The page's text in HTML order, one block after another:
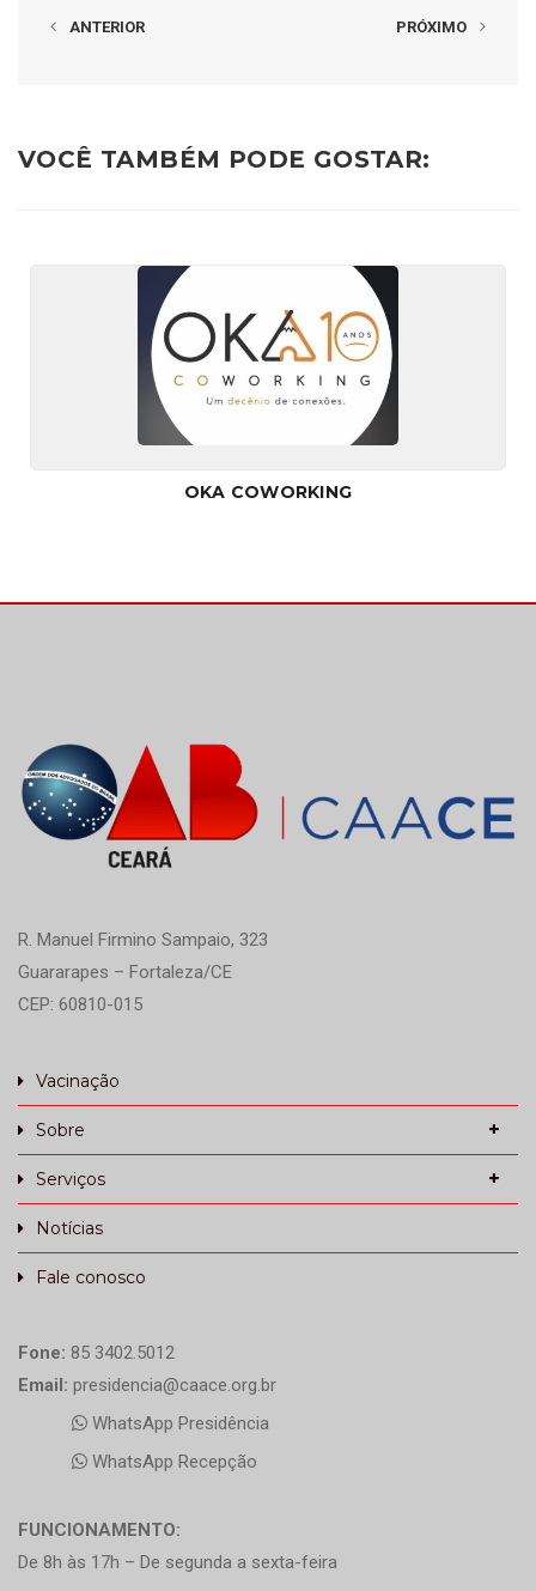
ANTERIOR PRÓXIMO
VOCÊ TAMBÉM PODE GOSTAR:
OKA COWORKING
R. Manuel Firmino Sampaio, 323
Guararapes – Fortaleza/CE
CEP: 60810-015
Vacinação
Sobre
Serviços
Notícias
Fale conosco
Fone: 85 3402.5012
Email: presidencia@caace.org.br
WhatsApp Presidência
WhatsApp Recepção
FUNCIONAMENTO:
De 8h às 17h – De segunda a sexta-feira